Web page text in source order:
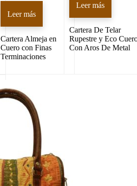
Leer más
Cartera Almeja en
Cuero con Finas
Terminaciones
Leer más
Cartera De Telar
Rupestre y Eco
Con Aros De Metal